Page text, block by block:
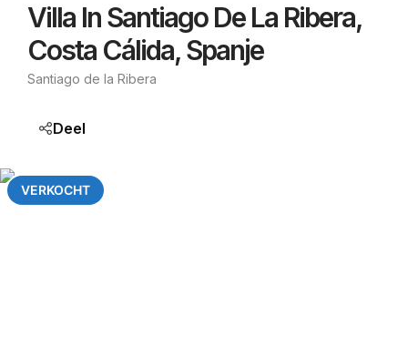
Villa In Santiago De La Ribera,
Costa Cálida, Spanje
Santiago de la Ribera
Deel
VERKOCHT